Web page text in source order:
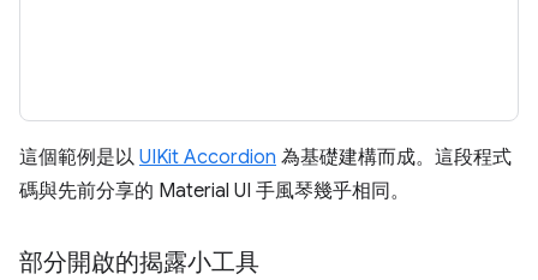
這個範例是以 UIKit Accordion 為基礎建構而成。這段程式
碼與先前分享的 Material UI 手風琴幾乎相同。
部分開啟的揭露小工具